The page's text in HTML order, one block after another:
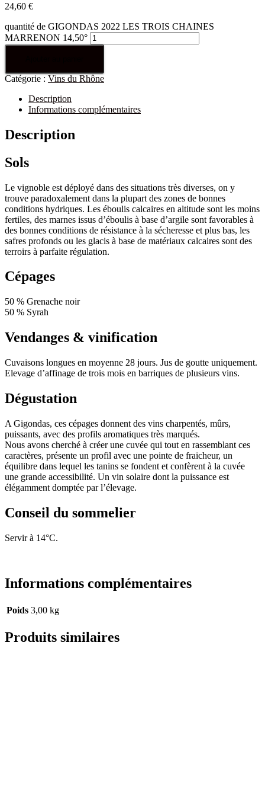
24,60 €
quantité de GIGONDAS 2022 LES TROIS CHAINES
MARRENON 14,50°
Catégorie : Vins du Rhône
Description
Informations complémentaires
Description
Sols
Le vignoble est déployé dans des situations très diverses, on y
trouve paradoxalement dans la plupart des zones de bonnes
conditions hydriques. Les éboulis calcaires en altitude sont les moins
fertiles, des marnes issus d’éboulis à base d’argile sont favorables à
des bonnes conditions de résistance à la sécheresse et plus bas, les
safres profonds ou les glacis à base de matériaux calcaires sont des
terroirs à parfaite régulation.
Cépages
50 % Grenache noir
50 % Syrah
Vendanges & vinification
Cuvaisons longues en moyenne 28 jours. Jus de goutte uniquement.
Elevage d’affinage de trois mois en barriques de plusieurs vins.
Dégustation
A Gigondas, ces cépages donnent des vins charpentés, mûrs,
puissants, avec des profils aromatiques très marqués.
Nous avons cherché à créer une cuvée qui tout en rassemblant ces
caractères, présente un profil avec une pointe de fraicheur, un
équilibre dans lequel les tanins se fondent et confèrent à la cuvée
une grande accessibilité. Un vin solaire dont la puissance est
élégamment domptée par l’élevage.
Conseil du sommelier
Servir à 14°C.
Informations complémentaires
Poids 3,00 kg
Produits similaires